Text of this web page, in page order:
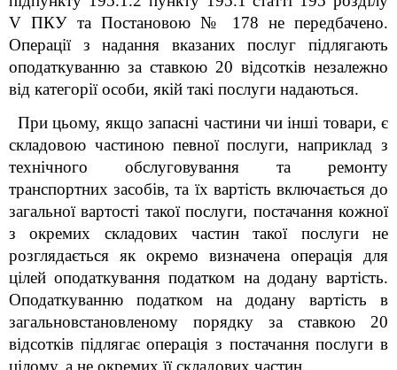
V ПКУ та Постановою № 178 не передбачено.
Операції з надання вказаних послуг підлягають
оподаткуванню за ставкою 20 відсотків незалежно
від категорії особи, якій такі послуги надаються.
При цьому, якщо запасні частини чи інші товари, є
складовою частиною певної послуги, наприклад з
технічного обслуговування та ремонту
транспортних засобів, та їх вартість включається до
загальної вартості такої послуги, постачання кожної
з окремих складових частин такої послуги не
розглядається як окремо визначена операція для
цілей оподаткування податком на додану вартість.
Оподаткуванню податком на додану вартість в
загальновстановленому порядку за ставкою 20
відсотків підлягає операція з постачання послуги в
цілому, а не окремих її складових частин.